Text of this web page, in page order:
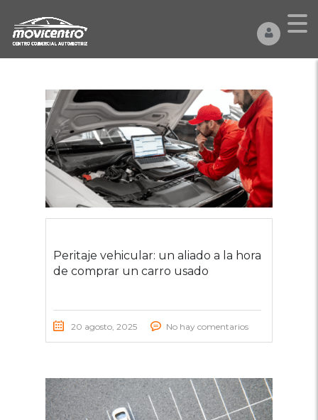
Peritaje vehicular: un aliado a la hora
de comprar un carro usado
20 agosto, 2025 No hay comentarios